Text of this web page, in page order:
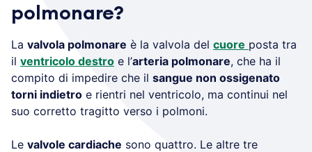
polmonare?
La valvola polmonare è la valvola del cuore posta tra
il ventricolo destro e l’arteria polmonare, che ha il
compito di impedire che il sangue non ossigenato
torni indietro e rientri nel ventricolo, ma continui nel
suo corretto tragitto verso i polmoni.
Le valvole cardiache sono quattro. Le altre tre